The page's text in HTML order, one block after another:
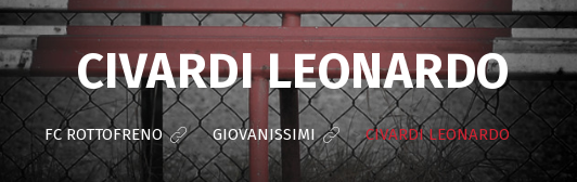
CIVARDI LEONARDO
FC ROTTOFRENO >GIOVANISSIMI >CIVARDI LEONARDO